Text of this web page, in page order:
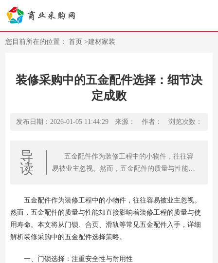
您目前所在的位置：首页>建材家装
装修采购中的五金配件选择：细节决
定成败
发布日期：2026-01-05 11:44:29 来源： 作者： 浏览次数：
导
读
五金配件作为装修工程中的小物件，往往容
易被业主忽视。然而，五金配件的质量与性能却
解析装修采购中的五金配件选择策略。
五金配件作为装修工程中的小物件，往往容易被业主忽视。
然而，五金配件的质量与性能却直接影响着装修工程的质量与使
用寿命。本文将从门锁、合页、滑轨等常见五金配件入手，详细
解析装修采购中的五金配件选择策略。
一、门锁选择：注重安全性与耐用性